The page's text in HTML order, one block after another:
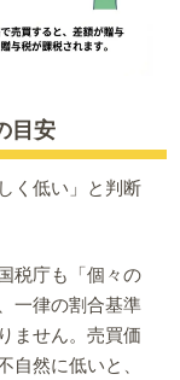
目安
く低い」と判断
税庁も「個々の
一律の割合基準
ません。売買価
然に低いと、